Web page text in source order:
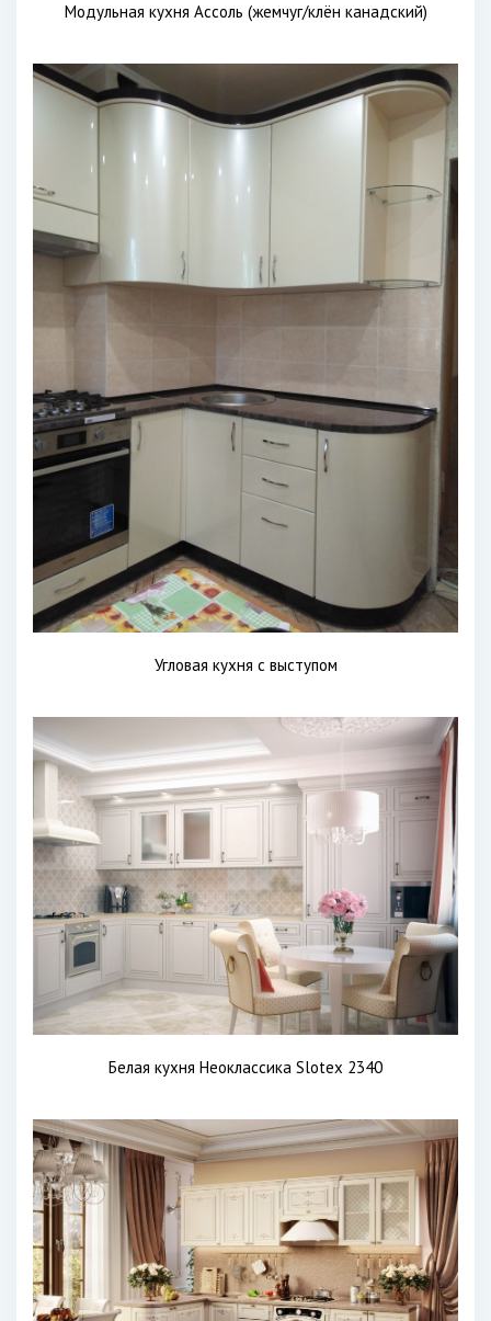
Модульная кухня Ассоль (жемчуг/клён канадский)
Угловая кухня с выступом
Белая кухня Неоклассика Slotex 2340